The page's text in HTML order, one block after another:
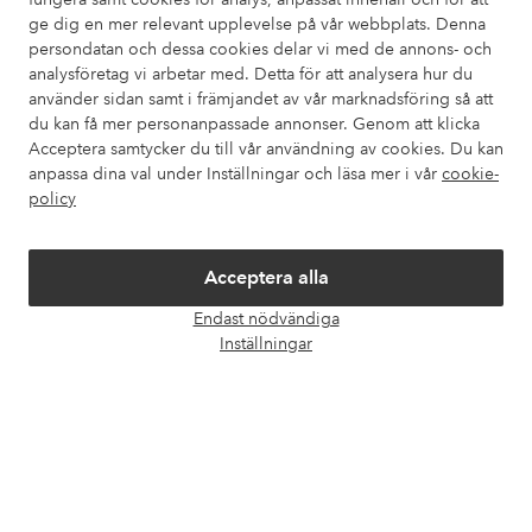
ge dig en mer relevant upplevelse på vår webbplats. Denna
persondatan och dessa cookies delar vi med de annons- och
analysföretag vi arbetar med. Detta för att analysera hur du
använder sidan samt i främjandet av vår marknadsföring så att
du kan få mer personanpassade annonser. Genom att klicka
Acceptera samtycker du till vår användning av cookies. Du kan
anpassa dina val under Inställningar och läsa mer i vår cookie-
policy
Acceptera alla
Endast nödvändiga
Inställningar
Kundservice Beställning Betalsätt
Mina sidor
Om Ellos